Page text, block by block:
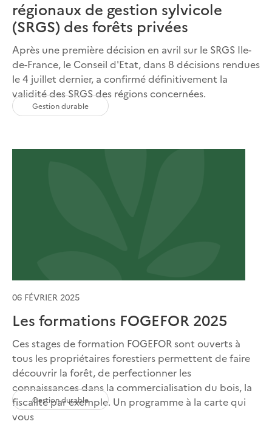
régionaux de gestion sylvicole
(SRGS) des forêts privées
Après une première décision en avril sur le SRGS Ile-
de-France, le Conseil d'Etat, dans 8 décisions rendues
le 4 juillet dernier, a confirmé définitivement la
validité des SRGS des régions concernées.
Gestion durable
06 FÉVRIER 2025
Les formations FOGEFOR 2025
Ces stages de formation FOGEFOR sont ouverts à
tous les propriétaires forestiers permettent de faire
découvrir la forêt, de perfectionner les
connaissances dans la commercialisation du bois, la
fiscalité par exemple. Un programme à la carte qui
vous
Gestion durable